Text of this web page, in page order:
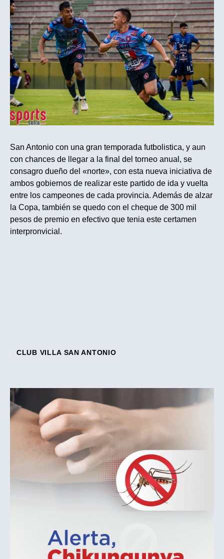
San Antonio con una gran temporada futbolistica, y aun
con chances de llegar a la final del torneo anual, se
consagro dueño del «norte», con esta nueva iniciativa de
ambos gobiernos de realizar este partido de ida y vuelta
entre los campeones de cada provincia. Además de alzar
la Copa, también se quedo con el cheque de 300 mil
pesos de premio en efectivo que tenia este certamen
interpronvicial.
CLUB VILLA SAN ANTONIO